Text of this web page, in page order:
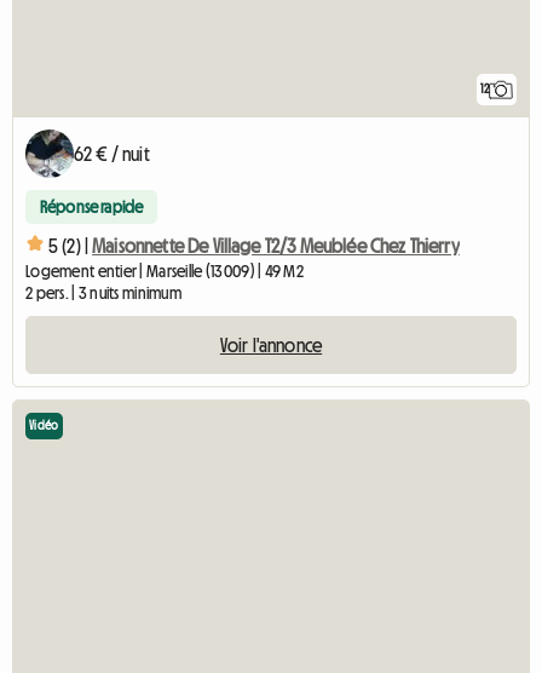
12
62 € / nuit
Réponse rapide
5 (2) | Maisonnette De Village T2/3 Meublée Chez Thierry
Logement entier | Marseille (13009) | 49 M2
2 pers. | 3 nuits minimum
Voir l'annonce
Vidéo